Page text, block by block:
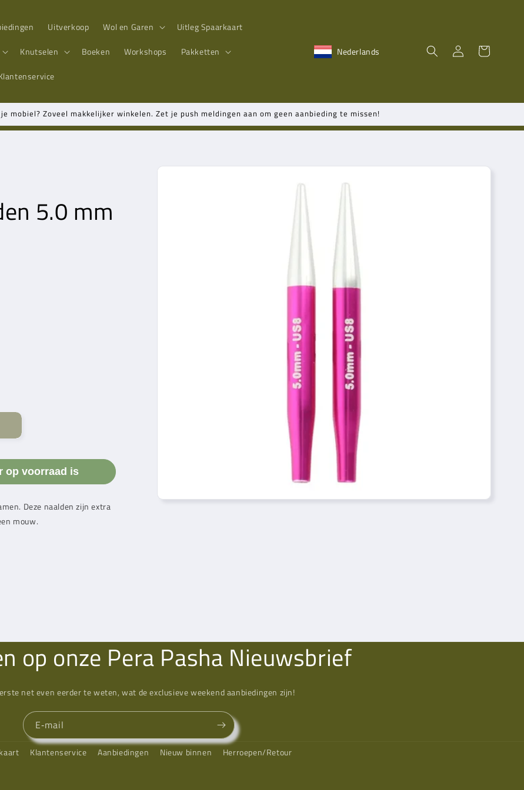
Uitverkoop Wol en Garen
Uitleg Spaarkaart
Knutselen Boeken Workshops
Pakketten
Nederlands InloggenWinkelwagen
mobiel? Zoveel makkelijker winkelen. Zet je push meldingen aan om geen aanbieding te missen!
5.0 mm
op voorraad is
Deze naalden zijn extra
mouw.
op onze Pera Pasha Nieuwsbrief
net even eerder te weten, wat de exclusieve weekend aanbiedingen zijn!
E‑mail
Klantenservice Aanbiedingen Nieuw binnen Herroepen/Retour